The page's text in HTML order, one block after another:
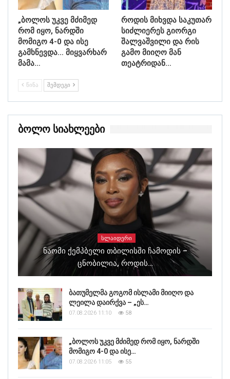
„ბოლოს უკვე მძიმედ
რომ იყო, ნარდში
მომიგო 4-0 და ისე
გამხნევდა… მიყვარხარ
მამა…
როდის მიხვდა საკუთარ
სიძლიერეს გიორგი
შალვაშვილი და რის
გამო მიიღო მან
თეატრიდან…
ᲬᲘᲜᲐ ᲨᲔᲛᲓᲔᲒᲘ
Ბოლო Სიახლეები
ᲡᲚᲐᲘᲓᲔᲠᲘ
Ნაომი Ქემპბელი Თბილისში Ჩამოდის –
Ცნობილია, Როდის…
ბათუმელმა გოგომ ისლამი მიიღო და
ლეილა დაირქვა – „ეს…
07.08.2026 11:10 58
„ბოლოს უკვე მძიმედ რომ იყო, ნარდში
მომიგო 4-0 და ისე…
07.08.2026 11:05 55